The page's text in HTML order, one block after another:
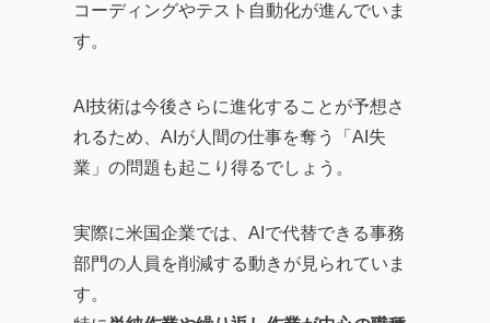
コーディングやテスト自動化が進んでいま
す。
AI技術は今後さらに進化することが予想さ
れるため、AIが人間の仕事を奪う「AI失
業」の問題も起こり得るでしょう。
実際に米国企業では、AIで代替できる事務
部門の人員を削減する動きが見られていま
す。